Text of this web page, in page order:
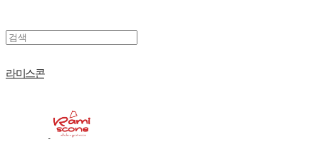
라미스콘